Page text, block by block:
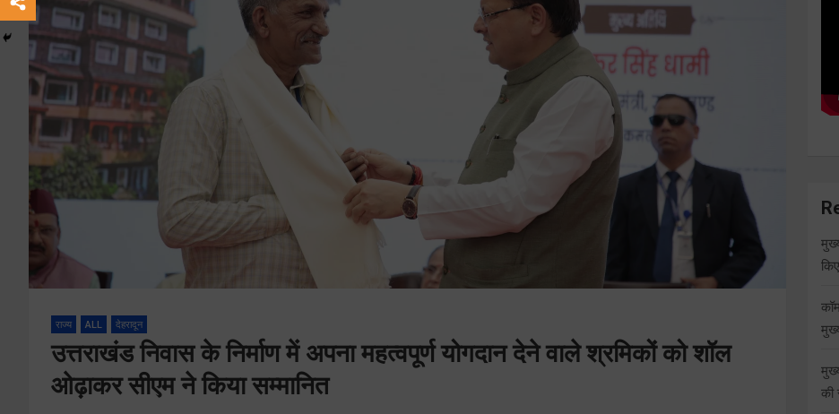
राज्य ALL देहरादून
उत्तराखंड निवास के निर्माण में अपना महत्वपूर्ण योगदान देने वाले श्रमिकों को शॉल
ओढ़ाकर सीएम ने किया सम्मानित
की